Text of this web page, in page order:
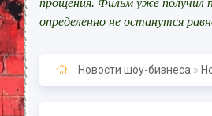
прощения. Фильм уже получил
определенно не останутся
Новости шоу-бизнеса »